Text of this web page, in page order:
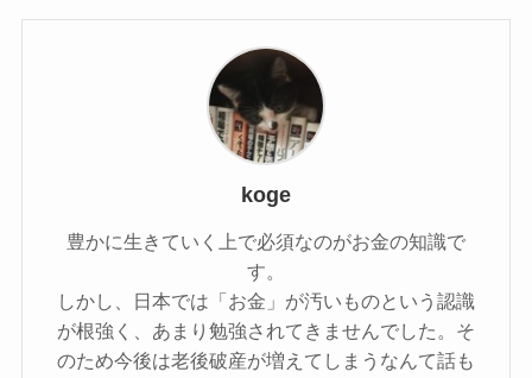
koge
豊かに生きていく上で必須なのがお金の知識で
す。
しかし、日本では「お金」が汚いものという認識
が根強く、あまり勉強されてきませんでした。そ
のため今後は老後破産が増えてしまうなんて話も